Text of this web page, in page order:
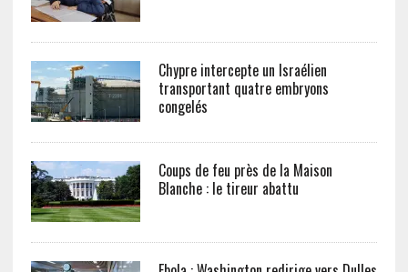
Chypre intercepte un Israélien
transportant quatre embryons
congelés
Coups de feu près de la Maison
Blanche : le tireur abattu